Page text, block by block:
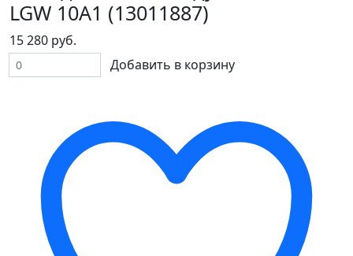
LGW 10A1 (13011887)
15 280 руб.
Добавить в корзину